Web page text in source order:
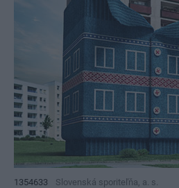
1354633 Slovenská sporiteľňa, a. s.